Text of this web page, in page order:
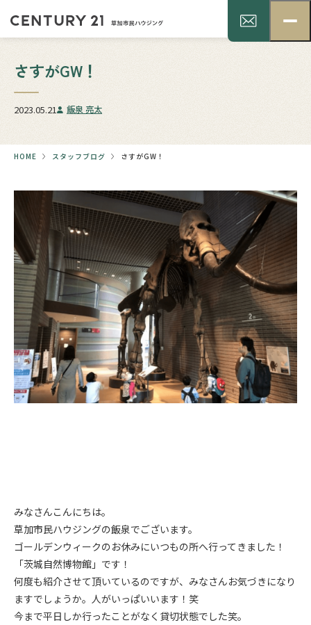
さすがGW！
2023.05.21 飯泉 亮太
HOME スタッフブログ さすがGW！
みなさんこんにちは。
草加市民ハウジングの飯泉でございます。
ゴールデンウィークのお休みにいつもの所へ行ってきました！
「茨城自然博物館」です！
何度も紹介させて頂いているのですが、みなさんお気づきになり
ますでしょうか。人がいっぱいいます！笑
今まで平日しか行ったことがなく貸切状態でした笑。